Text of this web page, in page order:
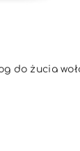
do żucia
KOSZYKA